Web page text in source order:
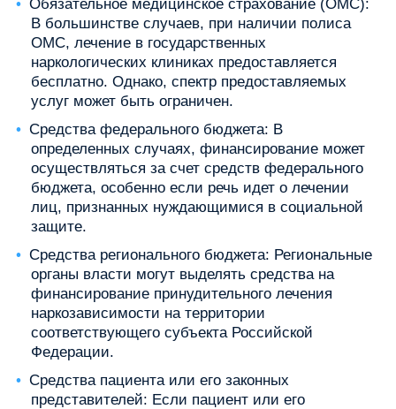
Обязательное медицинское страхование (ОМС):
В большинстве случаев, при наличии полиса
ОМС, лечение в государственных
наркологических клиниках предоставляется
бесплатно. Однако, спектр предоставляемых
услуг может быть ограничен.
Средства федерального бюджета: В
определенных случаях, финансирование может
осуществляться за счет средств федерального
бюджета, особенно если речь идет о лечении
лиц, признанных нуждающимися в социальной
защите.
Средства регионального бюджета: Региональные
органы власти могут выделять средства на
финансирование принудительного лечения
наркозависимости на территории
соответствующего субъекта Российской
Федерации.
Средства пациента или его законных
представителей: Если пациент или его